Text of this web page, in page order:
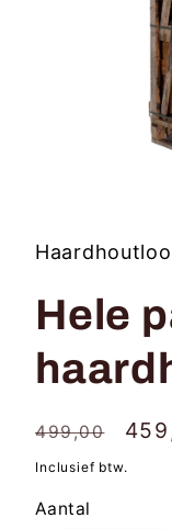
modaal
Hele
Normale
prijs
499,00
Inclusief btw.
Aantal